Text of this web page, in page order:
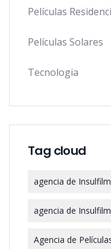
Películas
Películas Solares
Tecnologia
Tag cloud
agencia de
agencia de
Agencia de